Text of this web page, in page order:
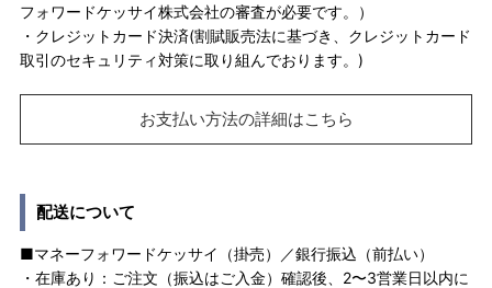
フォワードケッサイ株式会社の審査が必要です。）
・クレジットカード決済(割賦販売法に基づき、クレジットカード
取引のセキュリティ対策に取り組んでおります。)
お支払い方法の詳細はこちら
配送について
■マネーフォワードケッサイ（掛売）／銀行振込（前払い）
・在庫あり：ご注文（振込はご入金）確認後、2〜3営業日以内に